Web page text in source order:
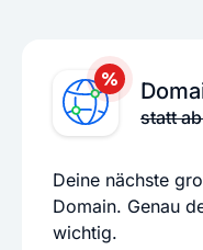
statt
Deine nächste
Domain. Genau
wichtig.